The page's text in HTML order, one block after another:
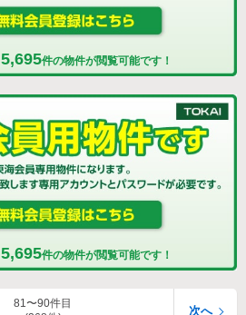
5,695件の物件が閲覧可能です！
5,695件の物件が閲覧可能です！
81〜90件目
次へ